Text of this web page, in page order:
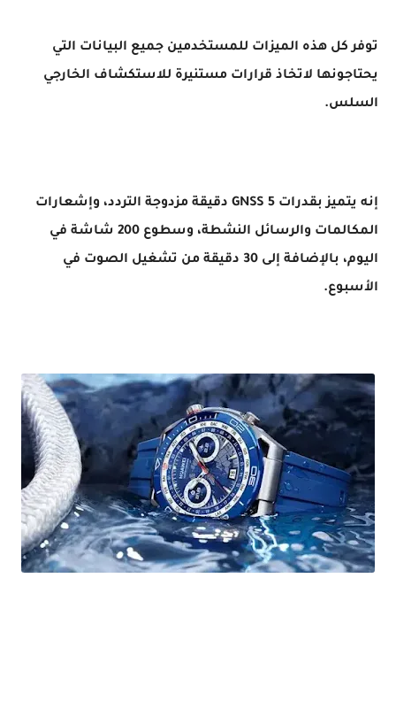
توفر كل هذه الميزات للمستخدمين جميع البيانات التي
يحتاجونها لاتخاذ قرارات مستنيرة للاستكشاف الخارجي
السلس.
إنه يتميز بقدرات 5 GNSS دقيقة مزدوجة التردد، وإشعارات
المكالمات والرسائل النشطة، وسطوع 200 شاشة في
اليوم، بالإضافة إلى 30 دقيقة من تشغيل الصوت في
الأسبوع.